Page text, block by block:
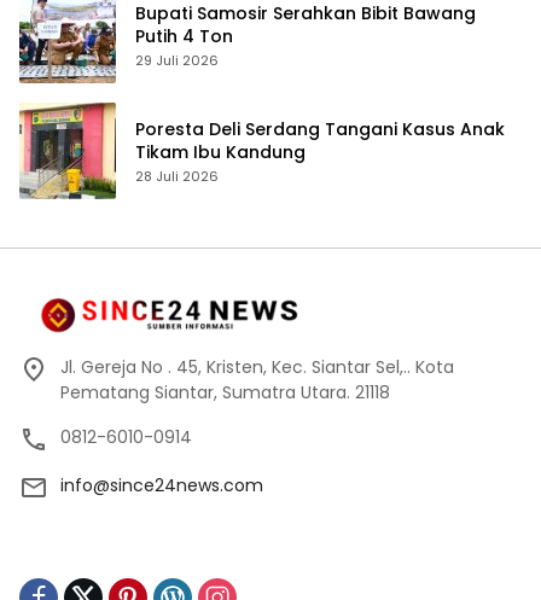
Bupati Samosir Serahkan Bibit Bawang
Putih 4 Ton
29 Juli 2026
Poresta Deli Serdang Tangani Kasus Anak
Tikam Ibu Kandung
28 Juli 2026
Jl. Gereja No . 45, Kristen, Kec. Siantar Sel,.. Kota
Pematang Siantar, Sumatra Utara. 21118
0812-6010-0914
info@since24news.com